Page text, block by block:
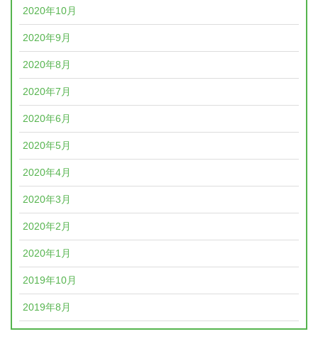
2020年10月
2020年9月
2020年8月
2020年7月
2020年6月
2020年5月
2020年4月
2020年3月
2020年2月
2020年1月
2019年10月
2019年8月